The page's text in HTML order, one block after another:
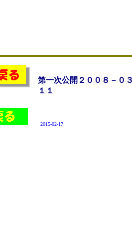
第一次公開２００８－０
１１
2015-02-17